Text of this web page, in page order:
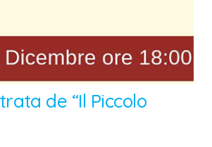
de “Il Piccolo